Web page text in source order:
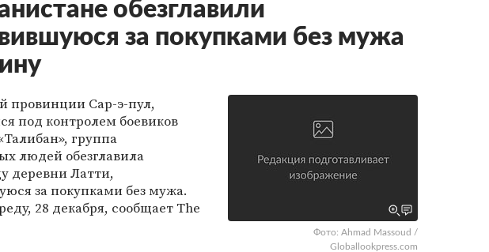
обезглавили
за покупками без мужа
Фото: Ahmad Massoud /
Globallookpress.com
провинции Сар-э-пул,
под контролем боевиков
группа
людей обезглавила
деревни Латти,
за покупками без мужа.
28 декабря, сообщает The